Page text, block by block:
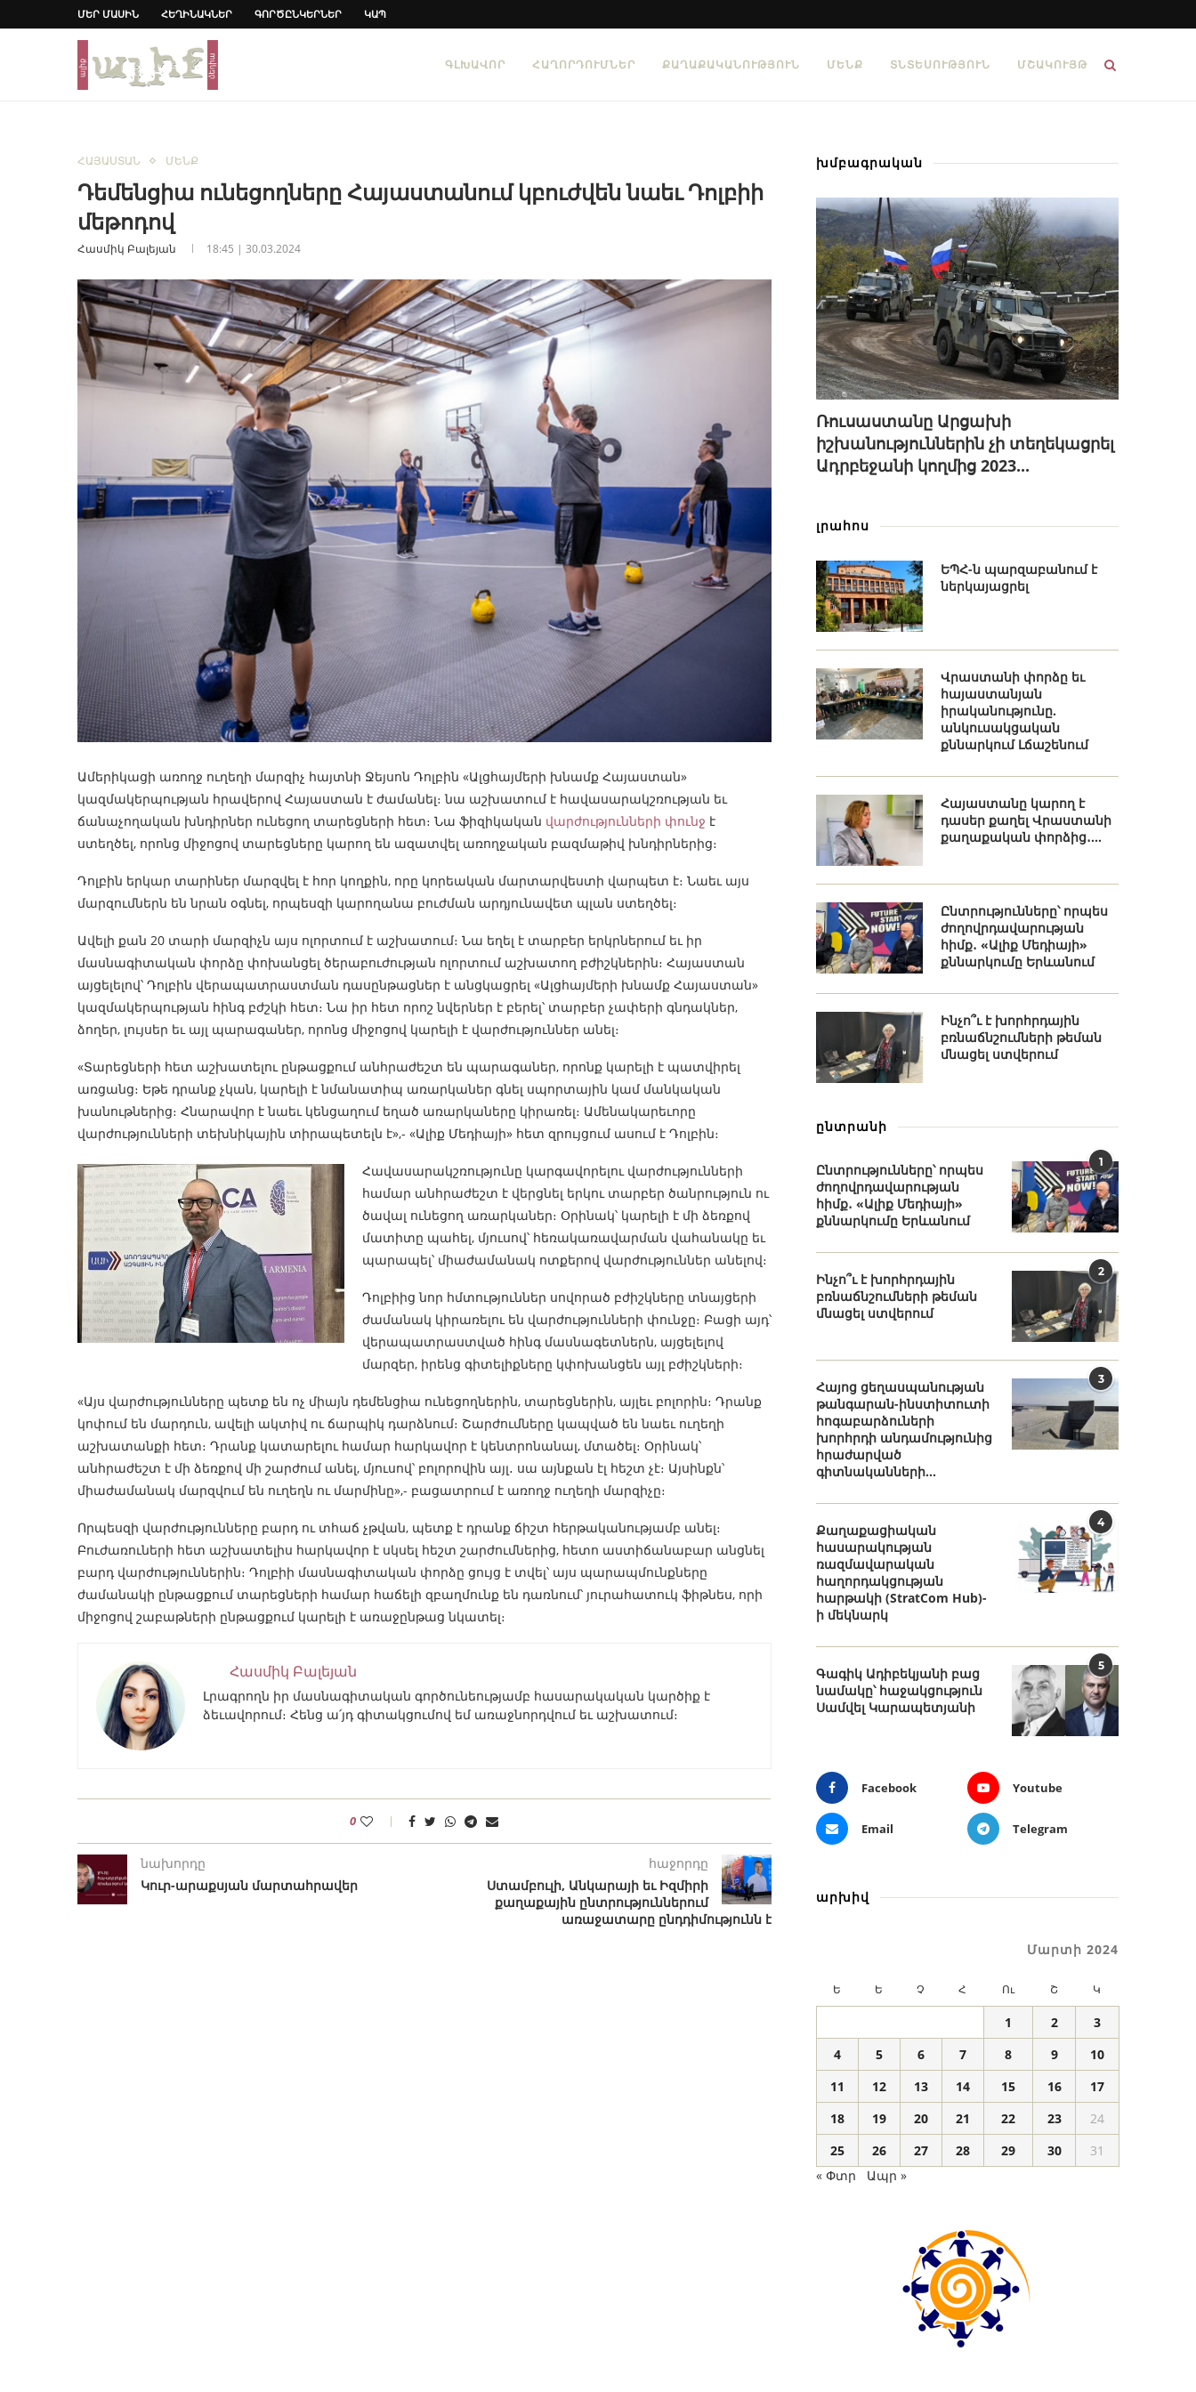
ՄԵՐ ՄԱՍԻՆ ՀԵՂԻՆԱԿՆԵՐ ԳՈՐԾԸՆԿԵՐՆԵՐ ԿԱՊ
ԳԼԽԱՎՈՐ ՀԱՂՈՐԴՈՒՄՆԵՐ ՔԱՂԱՔԱԿԱՆՈՒԹՅՈՒՆ ՄԵՆՔ ՏՆՏԵՍՈՒԹՅՈՒՆ ՄՇԱԿՈՒՅԹ
ՀԱՅԱՍՏԱՆ ՄԵՆՔ
Դեմենցիա ունեցողները Հայաստանում կբուժվեն նաեւ Դոլբիի
մեթոդով
Հասմիկ Բալեյան 18:45 | 30.03.2024
Ամերիկացի առողջ ուղեղի մարզիչ հայտնի Ջեյսոն Դոլբին «Ալցհայմերի խնամք Հայաստան»
կազմակերպության հրավերով Հայաստան է ժամանել։ նա աշխատում է հավասարակշռության եւ
ճանաչողական խնդիրներ ունեցող տարեցների հետ։ Նա ֆիզիկական վարժությունների փունջ է
ստեղծել, որոնց միջոցով տարեցները կարող են ազատվել առողջական բազմաթիվ խնդիրներից։
Դոլբին երկար տարիներ մարզվել է հոր կողքին, որը կորեական մարտարվեստի վարպետ է։ Նաեւ այս
մարզումներն են նրան օգնել, որպեսզի կարողանա բուժման արդյունավետ պլան ստեղծել։
Ավելի քան 20 տարի մարզիչն այս ոլորտում է աշխատում։ Նա եղել է տարբեր երկրներում եւ իր
մասնագիտական փորձը փոխանցել ծերաբուժության ոլորտում աշխատող բժիշկներին։ Հայաստան
այցելելով՝ Դոլբին վերապատրաստման դասընթացներ է անցկացրել «Ալցհայմերի խնամք Հայաստան»
կազմակերպության հինգ բժշկի հետ։ Նա իր հետ որոշ նվերներ է բերել՝ տարբեր չափերի գնդակներ,
ձողեր, լույսեր եւ այլ պարագաներ, որոնց միջոցով կարելի է վարժություններ անել։
«Տարեցների հետ աշխատելու ընթացքում անհրաժեշտ են պարագաներ, որոնք կարելի է պատվիրել
առցանց։ Եթե դրանք չկան, կարելի է նմանատիպ առարկաներ գնել սպորտային կամ մանկական
խանութներից։ Հնարավոր է նաեւ կենցաղում եղած առարկաները կիրառել։ Ամենակարեւորը
վարժությունների տեխնիկային տիրապետելն է»,- «Ալիք Մեդիայի» հետ զրույցում ասում է Դոլբին։
Հավասարակշռությունը կարգավորելու վարժությունների
համար անհրաժեշտ է վերցնել երկու տարբեր ծանրություն ու
ծավալ ունեցող առարկաներ։ Օրինակ՝ կարելի է մի ձեռքով
մատիտը պահել, մյուսով՝ հեռակառավարման վահանակը եւ
պարապել՝ միաժամանակ ոտքերով վարժություններ անելով։
Դոլբիից նոր հմտություններ սովորած բժիշկները տնայցերի
ժամանակ կիրառելու են վարժությունների փունջը։ Բացի այդ՝
վերապատրաստված հինգ մասնագետներն, այցելելով
մարզեր, իրենց գիտելիքները կփոխանցեն այլ բժիշկների։
«Այս վարժությունները պետք են ոչ միայն դեմենցիա ունեցողներին, տարեցներին, այլեւ բոլորին։ Դրանք
կոփում են մարդուն, ավելի ակտիվ ու ճարպիկ դարձնում։ Շարժումները կապված են նաեւ ուղեղի
աշխատանքի հետ։ Դրանք կատարելու համար հարկավոր է կենտրոնանալ, մտածել։ Օրինակ՝
անհրաժեշտ է մի ձեռքով մի շարժում անել, մյուսով՝ բոլորովին այլ․ սա այնքան էլ հեշտ չէ։ Այսինքն՝
միաժամանակ մարզվում են ուղեղն ու մարմինը»,- բացատրում է առողջ ուղեղի մարզիչը։
Որպեսզի վարժությունները բարդ ու տհաճ չթվան, պետք է դրանք ճիշտ հերթականությամբ անել։
Բուժառուների հետ աշխատելիս հարկավոր է սկսել հեշտ շարժումներից, հետո աստիճանաբար անցնել
բարդ վարժություններին։ Դոլբիի մասնագիտական փորձը ցույց է տվել՝ այս պարապմունքները
ժամանակի ընթացքում տարեցների համար հաճելի զբաղմունք են դառնում՝ յուրահատուկ ֆիթնես, որի
միջոցով շաբաթների ընթացքում կարելի է առաջընթաց նկատել։
Հասմիկ Բալեյան
Լրագրողն իր մասնագիտական գործունեությամբ հասարակական կարծիք է
ձեւավորում։ Հենց ա՛յդ գիտակցումով եմ առաջնորդվում եւ աշխատում։
0
նախորդը
Կուր-արաքսյան մարտահրավեր
հաջորդը
Ստամբուլի, Անկարայի եւ Իզմիրի
քաղաքային ընտրություններում
առաջատարը ընդդիմությունն է
խմբագրական
Ռուսաստանը Արցախի
իշխանություններին չի տեղեկացրել
Ադրբեջանի կողմից 2023...
լրահոս
ԵՊՀ-ն պարզաբանում է
ներկայացրել
Վրաստանի փորձը եւ
հայաստանյան
իրականությունը.
անկուսակցական
քննարկում Լճաշենում
Հայաստանը կարող է
դասեր քաղել Վրաստանի
քաղաքական փորձից․...
Ընտրությունները՝ որպես
ժողովրդավարության
հիմք․ «Ալիք Մեդիայի»
քննարկումը Երևանում
Ինչո՞ւ է խորհրդային
բռնաճնշումների թեման
մնացել ստվերում
ընտրանի
1
Ընտրությունները՝ որպես
ժողովրդավարության
հիմք․ «Ալիք Մեդիայի»
քննարկումը Երևանում
2
Ինչո՞ւ է խորհրդային
բռնաճնշումների թեման
մնացել ստվերում
3
Հայոց ցեղասպանության
թանգարան-ինստիտուտի
հոգաբարձուների
խորհրդի անդամությունից
հրաժարված
գիտնականների...
4
Քաղաքացիական
հասարակության
ռազմավարական
հաղորդակցության
հարթակի (StratCom Hub)-
ի մեկնարկ
5
Գագիկ Ադիբեկյանի բաց
նամակը՝ հաջակցություն
Սամվել Կարապետյանի
Facebook Youtube
Email Telegram
արխիվ
Մարտի 2024
Ե Ե Չ Հ Ու Շ Կ
1 2
3
4
5 6 7 8 9
10
11
12 13 14 15 16
17
18
19 20 21 22 23
24
25
26 27 28 29 30
31
« Փտր
Ապր »